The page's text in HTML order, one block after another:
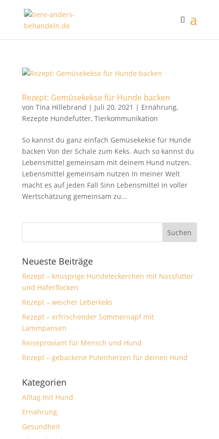
Rezept: Gemüsekekse für Hunde backen
von Tina Hillebrand | Juli 20, 2021 | Ernährung,
Rezepte Hundefutter, Tierkommunikation
So kannst du ganz einfach Gemüsekekse für Hunde
backen Von der Schale zum Keks. Auch so kannst du
Lebensmittel gemeinsam mit deinem Hund nutzen.
Lebensmittel gemeinsam nutzen In meiner Welt
macht es auf jeden Fall Sinn Lebensmittel in voller
Wertschätzung gemeinsam zu...
Neueste Beiträge
Rezept – knusprige Hundeleckerchen mit Nassfutter
und Haferflocken
Rezept – weicher Leberkeks
Rezept – erfrischender Sommernapf mit
Lammpansen
Reiseproviant für Mensch und Hund
Rezept – gebackene Putenherzen für deinen Hund
Kategorien
Alltag mit Hund
Ernährung
Gesundheit